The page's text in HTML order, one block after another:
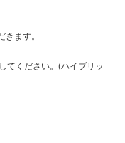
ます。
てください。(ハイブリッ